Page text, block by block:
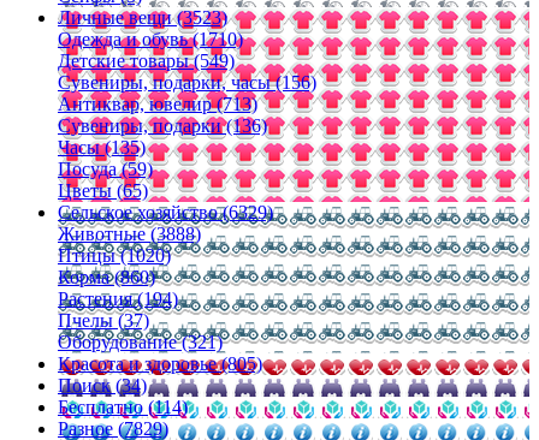
Личные вещи (3523)
Одежда и обувь (1710)
Детские товары (549)
Сувениры, подарки, часы (156)
Антиквар, ювелир (713)
Сувениры, подарки (136)
Часы (135)
Посуда (59)
Цветы (65)
Сельское хозяйство (6329)
Животные (3888)
Птицы (1020)
Корма (860)
Растения (194)
Пчелы (37)
Оборудование (321)
Красота и здоровье (805)
Поиск (34)
Бесплатно (114)
Разное (7829)